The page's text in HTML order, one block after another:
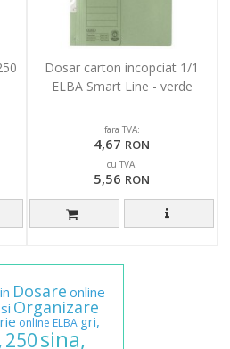
Dosar carton incopciat 1/1
ELBA Smart Line - verde
fara TVA:
4,67 RON
cu TVA:
5,56 RON
Dosare online
si Organizare
online ELBA gri,
250sina,